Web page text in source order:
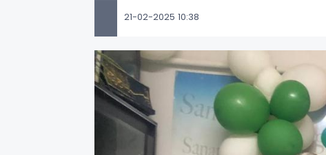
21-02-2025 10:38